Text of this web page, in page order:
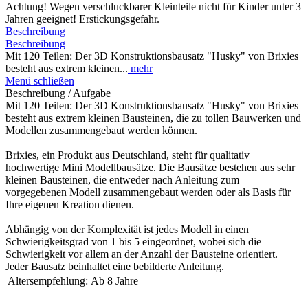
Achtung! Wegen verschluckbarer Kleinteile nicht für Kinder unter 3
Jahren geeignet! Erstickungsgefahr.
Beschreibung
Beschreibung
Mit 120 Teilen: Der 3D Konstruktionsbausatz "Husky" von Brixies
besteht aus extrem kleinen... mehr
Menü schließen
Beschreibung / Aufgabe
Mit 120 Teilen: Der 3D Konstruktionsbausatz "Husky" von Brixies
besteht aus extrem kleinen Bausteinen, die zu tollen Bauwerken und
Modellen zusammengebaut werden können.
Brixies, ein Produkt aus Deutschland, steht für qualitativ
hochwertige Mini Modellbausätze. Die Bausätze bestehen aus sehr
kleinen Bausteinen, die entweder nach Anleitung zum
vorgegebenen Modell zusammengebaut werden oder als Basis für
Ihre eigenen Kreation dienen.
Abhängig von der Komplexität ist jedes Modell in einen
Schwierigkeitsgrad von 1 bis 5 eingeordnet, wobei sich die
Schwierigkeit vor allem an der Anzahl der Bausteine orientiert.
Jeder Bausatz beinhaltet eine bebilderte Anleitung.
Altersempfehlung: Ab 8 Jahre